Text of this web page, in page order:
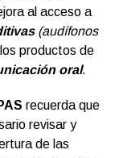
al acceso a
(audífonos
productos de
oral.
recuerda que
revisar y
de las